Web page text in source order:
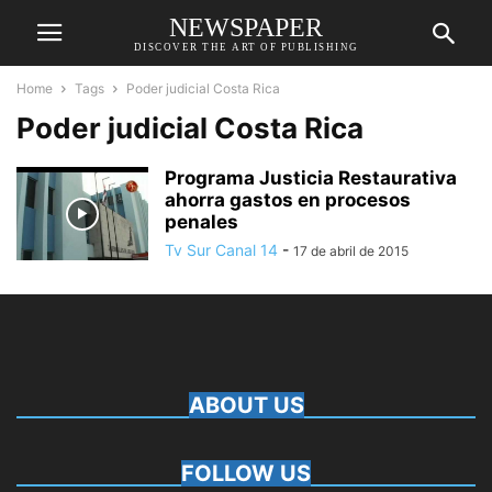
NEWSPAPER
DISCOVER THE ART OF PUBLISHING
Home Tags Poder judicial Costa Rica
Poder judicial Costa Rica
Programa Justicia Restaurativa
ahorra gastos en procesos
penales
Tv Sur Canal 14 - 17 de abril de 2015
ABOUT US
FOLLOW US